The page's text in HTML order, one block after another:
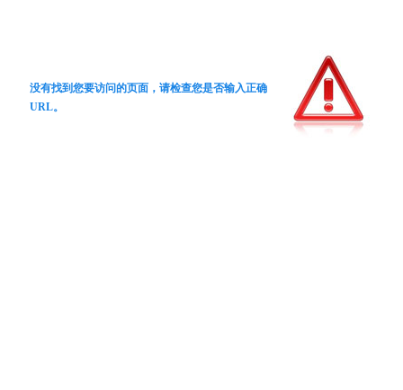
没有找到您要访问的页面，请检查您是否输入正确
URL。